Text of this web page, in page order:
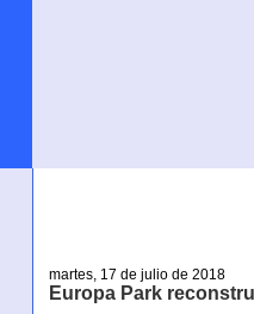
martes, 17 de julio de 2018
Europa Park